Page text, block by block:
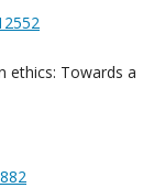
ethics: Towards a